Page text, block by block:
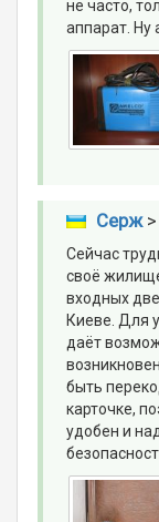
не часто,
аппарат. Ну
Серж>
Сейчас
своё
входных
Киеве. Для
даёт
быть
карточке,
удобен и